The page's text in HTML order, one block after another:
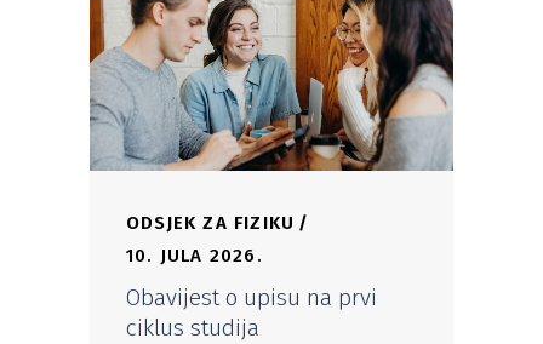
ODSJEK ZA FIZIKU
10. JULA 2026.
Obavijest o upisu na prvi
ciklus studija